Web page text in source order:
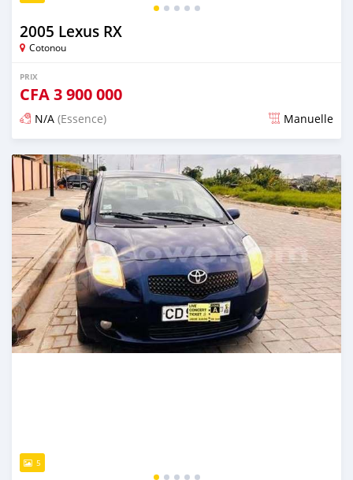
2005 Lexus RX
Cotonou
PRIX
CFA3 900 000
N/A (Essence) Manuelle
Publié il y a 4 jours
5